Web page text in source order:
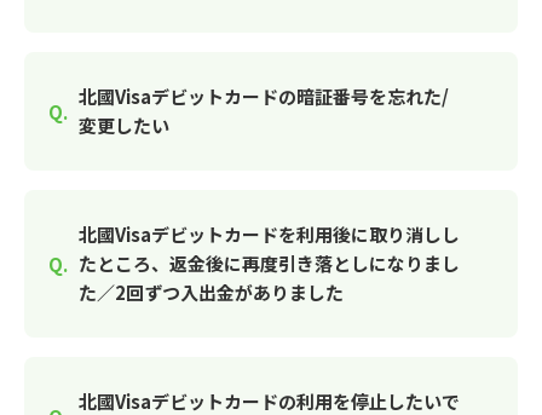
北國Visaデビットカードの暗証番号を忘れた/
変更したい
北國Visaデビットカードを利用後に取り消しし
たところ、返金後に再度引き落としになりまし
た／2回ずつ入出金がありました
北國Visaデビットカードの利用を停止したいで